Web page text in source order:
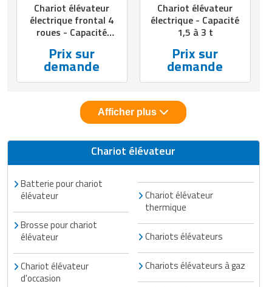
Chariot élévateur
Batterie pour chariot
élévateur
Brosse pour chariot
élévateur
Chariot élévateur
d'occasion
Chariot élévateur
thermique
Chariots élévateurs
Chariots élévateurs à gaz
Chariot élévateur
électrique frontal 4
roues - Capacité
Prix sur
demande
Chariot élévateur
électrique - Capacité
1,5 à 3 t
Prix sur
demande
Afficher plus